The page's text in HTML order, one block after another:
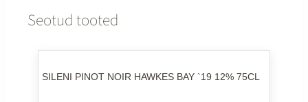
Seotud tooted
SILENI PINOT NOIR HAWKES BAY `19 12% 75CL